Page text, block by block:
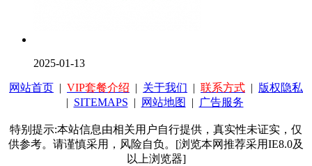
2025-01-13
网站首页 | VIP套餐介绍 | 关于我们 | 联系方式 | 版权隐私
| SITEMAPS | 网站地图 | 广告服务
特别提示:本站信息由相关用户自行提供，真实性未证实，仅
供参考。请谨慎采用，风险自负。[浏览本网推荐采用IE8.0及
以上浏览器]